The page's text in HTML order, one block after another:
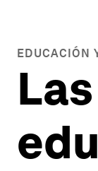
EDUCACIÓN